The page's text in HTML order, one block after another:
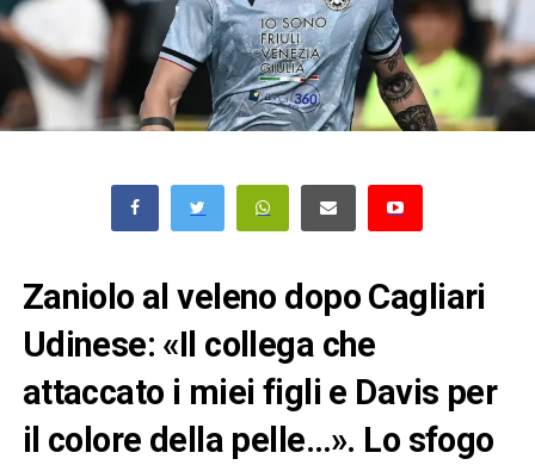
Zaniolo al veleno dopo Cagliari
Udinese: «Il collega che
attaccato i miei figli e Davis per
il colore della pelle…». Lo sfogo